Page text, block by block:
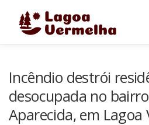
FALE CONOSCO
Incêndio destrói
desocupada no
Aparecida, em Lagoa